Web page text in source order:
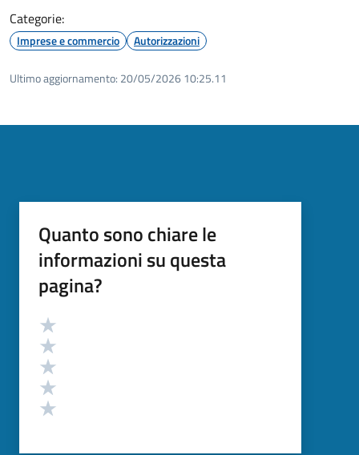
Categorie:
Imprese e commercio Autorizzazioni
Ultimo aggiornamento: 20/05/2026 10:25.11
Quanto sono chiare le
informazioni su questa
pagina?
Valutazione